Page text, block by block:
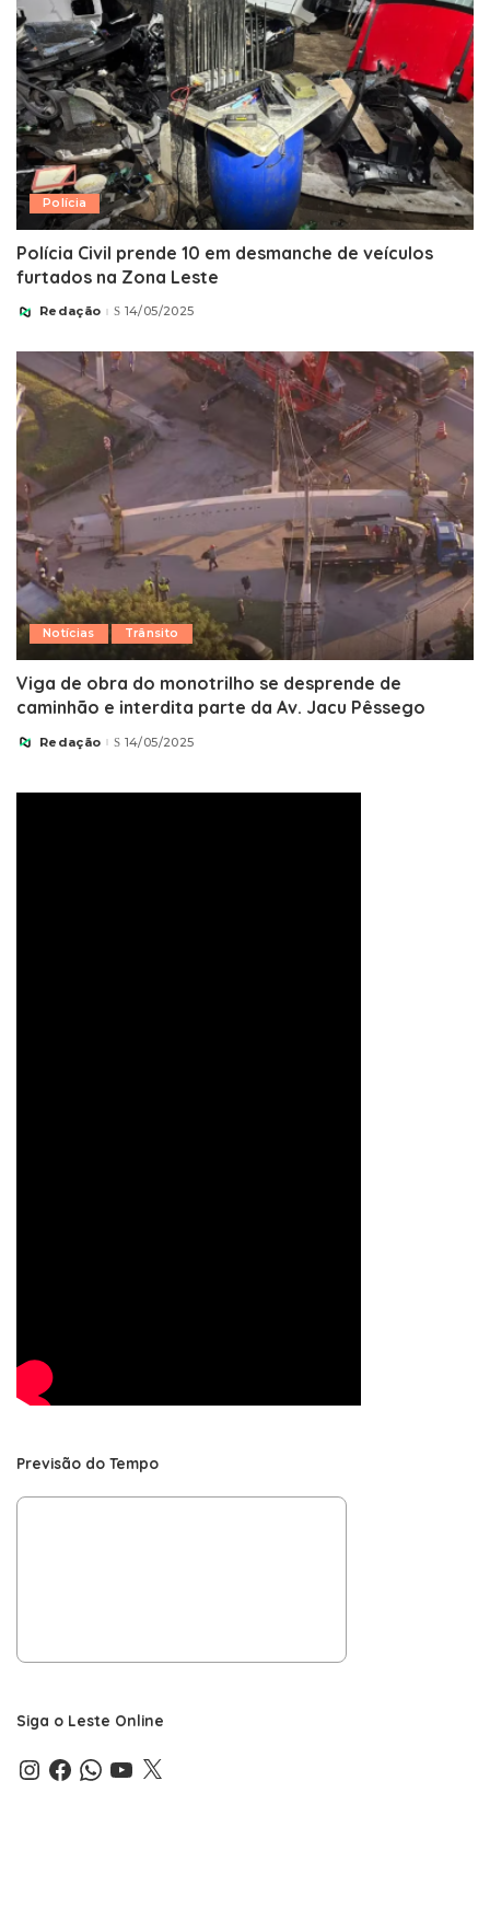
Polícia
Polícia Civil prende 10 em desmanche de veículos
furtados na Zona Leste
Posted
Redação 14/05/2025
Notícias Trânsito
Viga de obra do monotrilho se desprende de
caminhão e interdita parte da Av. Jacu Pêssego
Posted
Redação 14/05/2025
Previsão do Tempo
Siga o Leste Online
Instagram
Facebook
WhatsApp
YouTube
X